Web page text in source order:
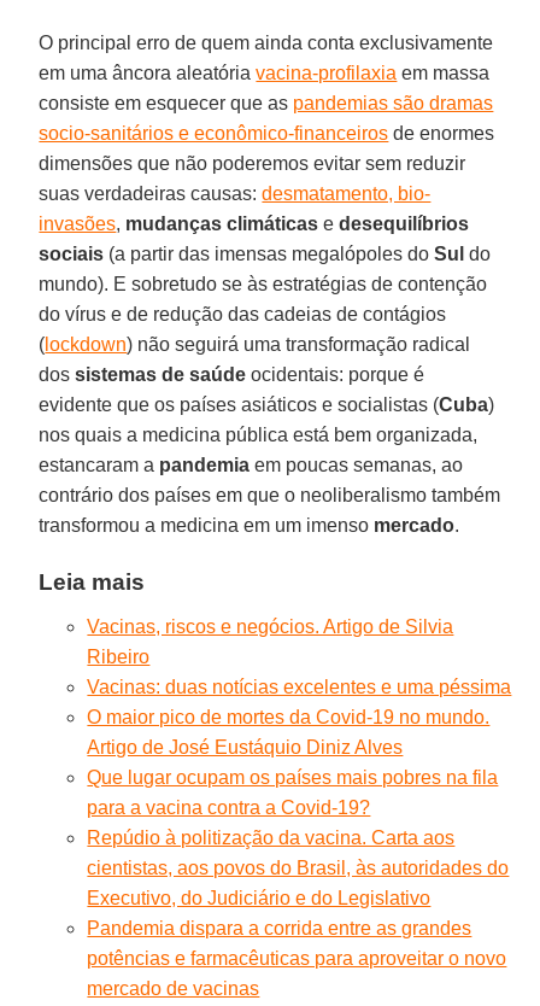
O principal erro de quem ainda conta exclusivamente
em uma âncora aleatóriavacina-profilaxia em massa
consiste em esquecer que as pandemias são dramas
socio-sanitários e econômico-financeiros de enormes
dimensões que não poderemos evitar sem reduzir
suas verdadeiras causas:desmatamento, bio-
invasões, mudanças climáticas edesequilíbrios
sociais (a partir das imensas megalópoles doSul do
mundo). E sobretudo se às estratégias de contenção
do vírus e de redução das cadeias de contágios
( lockdown) não seguirá uma transformação radical
dossistemas de saúde ocidentais: porque é
evidente que os países asiáticos e socialistas (Cuba)
nos quais a medicina pública está bem organizada,
estancaram a pandemia em poucas semanas, ao
contrário dos países em que o neoliberalismo também
transformou a medicina em um imenso mercado.
Leia mais
Vacinas, riscos e negócios. Artigo de Silvia
Ribeiro
Vacinas: duas notícias excelentes e uma péssima
O maior pico de mortes da Covid-19 no mundo.
Artigo de José Eustáquio Diniz Alves
Que lugar ocupam os países mais pobres na fila
para a vacina contra a Covid-19?
Repúdio à politização da vacina. Carta aos
cientistas, aos povos do Brasil, às autoridades do
Executivo, do Judiciário e do Legislativo
Pandemia dispara a corrida entre as grandes
potências e farmacêuticas para aproveitar o novo
mercado de vacinas